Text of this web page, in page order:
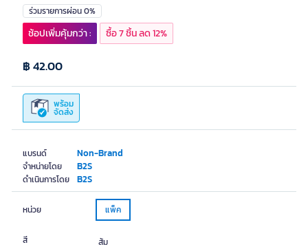
แบรนด์ Non-Brand
จำหน่ายโดย B2S
ดำเนินการโดย B2S
ร่วมรายการผ่อน 0%
พร้อม
จัดส่ง
฿ 42.00
ช้อปเพิ่มคุ้มกว่า : ซื้อ 7 ชิ้น ลด 12%
หน่วย แพ็ค
สี ส้ม